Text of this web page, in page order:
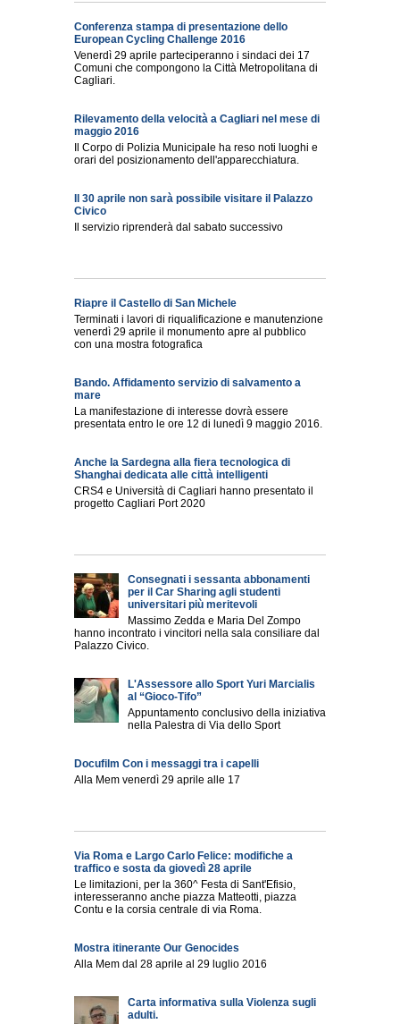
Conferenza stampa di presentazione dello
European Cycling Challenge 2016
Venerdì 29 aprile parteciperanno i sindaci dei 17
Comuni che compongono la Città Metropolitana di
Cagliari.
Rilevamento della velocità a Cagliari nel mese di
maggio 2016
Il Corpo di Polizia Municipale ha reso noti luoghi e
orari del posizionamento dell'apparecchiatura.
Il 30 aprile non sarà possibile visitare il Palazzo
Civico
Il servizio riprenderà dal sabato successivo
Riapre il Castello di San Michele
Terminati i lavori di riqualificazione e manutenzione
venerdì 29 aprile il monumento apre al pubblico
con una mostra fotografica
Bando. Affidamento servizio di salvamento a
mare
La manifestazione di interesse dovrà essere
presentata entro le ore 12 di lunedì 9 maggio 2016.
Anche la Sardegna alla fiera tecnologica di
Shanghai dedicata alle città intelligenti
CRS4 e Università di Cagliari hanno presentato il
progetto Cagliari Port 2020
Consegnati i sessanta abbonamenti
per il Car Sharing agli studenti
universitari più meritevoli
Massimo Zedda e Maria Del Zompo
hanno incontrato i vincitori nella sala consiliare dal
Palazzo Civico.
L'Assessore allo Sport Yuri Marcialis
al “Gioco-Tifo”
Appuntamento conclusivo della iniziativa
nella Palestra di Via dello Sport
Docufilm Con i messaggi tra i capelli
Alla Mem venerdì 29 aprile alle 17
Via Roma e Largo Carlo Felice: modifiche a
traffico e sosta da giovedì 28 aprile
Le limitazioni, per la 360^ Festa di Sant'Efisio,
interesseranno anche piazza Matteotti, piazza
Contu e la corsia centrale di via Roma.
Mostra itinerante Our Genocides
Alla Mem dal 28 aprile al 29 luglio 2016
Carta informativa sulla Violenza sugli
adulti.